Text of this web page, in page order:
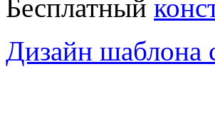
Бесплатный
Дизайн шаблона